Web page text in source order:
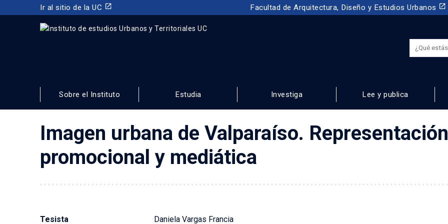
Ir al sitio de la UC launch Facultad de Arquitectura, Diseño y Estudios Urbanos launch
Y TERRITORIALES
FACULTAD DE ARQUITECTURA, DISEÑO Y ESTUDIOS URBANOS
Sobre el Instituto Estudia Investiga Lee y publica
Imagen urbana de Valparaíso.
promocional y mediática
Tesista Daniela Vargas Francia